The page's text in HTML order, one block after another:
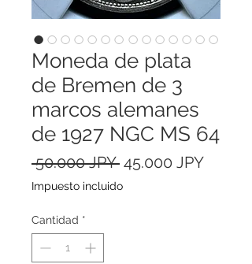
Moneda de plata
de Bremen de 3
marcos alemanes
de 1927 NGC MS 64
50.000 JPY Precio
45.000 JPYPrecio
Impuesto incluido
Cantidad *